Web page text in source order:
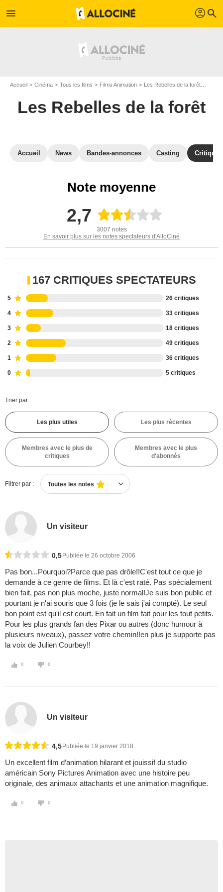
menu profil search
Accueil Cinéma Tous les films Films Animation Les Rebelles de la forêt
Les Rebelles de la forêt
Accueil News Bandes-annonces Casting
Note moyenne
2,7
3007 notes
En savoir plus sur les notes spectateurs d'AlloCiné
167 CRITIQUES SPECTATEURS
5 26 critiques
4 33 critiques
3 18 critiques
2 49 critiques
1 36 critiques
0 5 critiques
Trier par :
Les plus utiles Les plus récentes
Membres avec le plus de
critiques
Membres avec le plus
d'abonnés
Filtrer par : Toutes les notes
Un visiteur
0,5 Publiée le 26 octobre 2006
Pas bon...Pourquoi?Parce que pas drôle!!C'est tout ce que je
demande à ce genre de films. Et là c'est raté. Pas spécialement
bien fait, pas non plus moche, juste normal!Je suis bon public et
pourtant je n'ai souris que 3 fois (je le sais j'ai compté). Le seul
bon point est qu'il est court. En fait un film fait pour les tout petits.
Pour les plus grands fan des Pixar ou autres (donc humour à
plusieurs niveaux), passez votre chemin!!en plus je supporte pas
la voix de Julien Courbey!!
0 0
Un visiteur
4,5 Publiée le 19 janvier 2018
Un excellent film d’animation hilarant et jouissif du studio
américain Sony Pictures Animation avec une histoire peu
originale, des animaux attachants et une animation magnifique.
0 0